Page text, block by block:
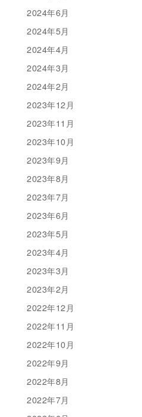
2024年6月
2024年5月
2024年4月
2024年3月
2024年2月
2023年12月
2023年11月
2023年10月
2023年9月
2023年8月
2023年7月
2023年6月
2023年5月
2023年4月
2023年3月
2023年2月
2022年12月
2022年11月
2022年10月
2022年9月
2022年8月
2022年7月